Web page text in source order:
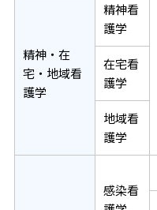
精神・在
宅・地域看
護学
精神看
護学
在宅看
護学
地域看
護学
感染看